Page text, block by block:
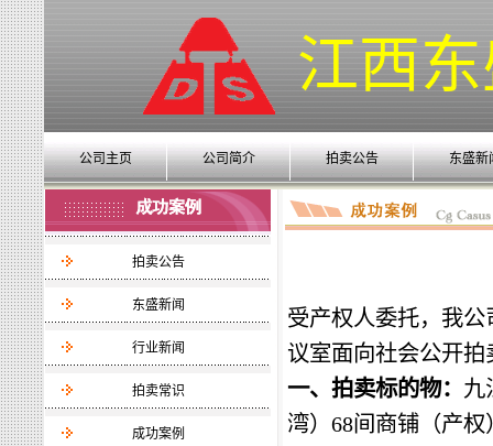
江西
公司主页 公司简介 拍卖公告 东盛新
拍卖公告
东盛新闻
行业新闻
拍卖常识
成功案例
受产权人委托，我公
议室面向社会公开拍
一、拍卖标的物： 九
湾） 68间商铺（产权